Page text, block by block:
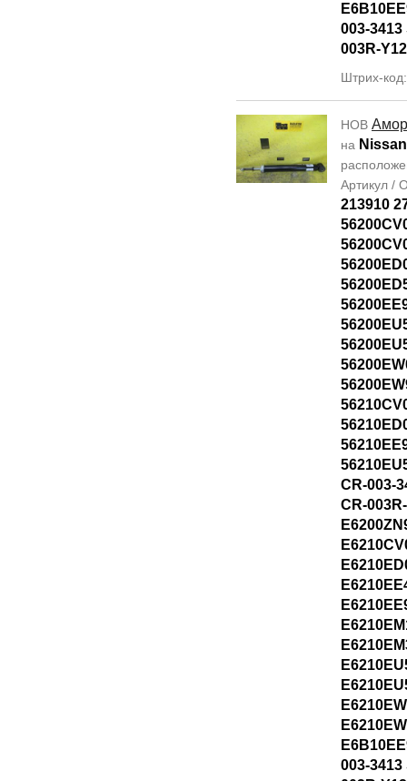
003-3413
003R-Y12
Штрих-
НОВ
на
Артикул /
213910
CR-003-
CR-
003-3413